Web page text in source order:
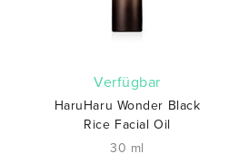
verfügbar
HaruHaru Wonder Black
Rice Facial Oil
30 ml